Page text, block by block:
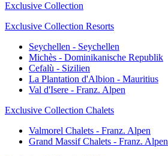
Exclusive Collection
Exclusive Collection Resorts
Seychellen - Seychellen
Michès - Dominikanische Republik
Cefalù - Sizilien
La Plantation d'Albion - Mauritius
Val d'Isere - Franz. Alpen
Exclusive Collection Chalets
Valmorel Chalets - Franz. Alpen
Grand Massif Chalets - Franz. Alpen